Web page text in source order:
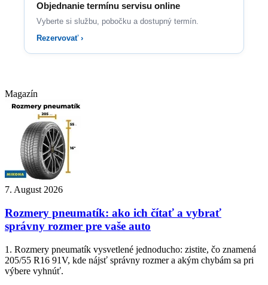
Objednanie termínu servisu online
Vyberte si službu, pobočku a dostupný termín.
Rezervovať ›
Magazín
7. August 2026
Rozmery pneumatík: ako ich čítať a vybrať
správny rozmer pre vaše auto
1. Rozmery pneumatík vysvetlené jednoducho: zistite, čo znamená
205/55 R16 91V, kde nájsť správny rozmer a akým chybám sa pri
výbere vyhnúť.